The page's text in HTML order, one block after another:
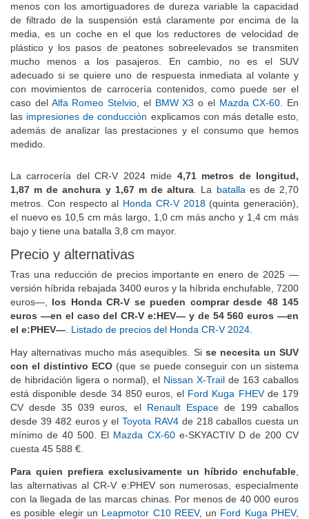
menos con los amortiguadores de dureza variable la capacidad
de filtrado de la suspensión está claramente por encima de la
media, es un coche en el que los reductores de velocidad de
plástico y los pasos de peatones sobreelevados se transmiten
mucho menos a los pasajeros. En cambio, no es el SUV
adecuado si se quiere uno de respuesta inmediata al volante y
con movimientos de carrocería contenidos, como puede ser el
caso del Alfa Romeo Stelvio , el BMW X3 o el Mazda CX-60 . En
las impresiones de conducción explicamos con más detalle esto,
además de analizar las prestaciones y el consumo que hemos
medido.
La carrocería del CR-V 2024 mide 4,71 metros de longitud,
1,87 m de anchura y 1,67 m de altura . La batalla es de 2,70
metros. Con respecto al Honda CR-V 2018(quinta generación),
el nuevo es 10,5 cm más largo, 1,0 cm más ancho y 1,4 cm más
bajo y tiene una batalla 3,8 cm mayor.
Precio y alternativas
Tras una reducción de precios importante en enero de 2025 —
versión híbrida rebajada 3400 euros y la híbrida enchufable, 7200
euros—, los Honda CR-V se pueden comprar desde 48 145
euros —en el caso del CR-V e:HEV— y de 54 560 euros —en
el e:PHEV— Listado de precios del Honda CR-V 2024
Hay alternativas mucho más asequibles. Si se necesita un SUV
con el distintivo ECO (que se puede conseguir con un sistema
de hibridación ligera o normal), el Nissan X-Trail de 163 caballos
está disponible desde 34 850 euros, el Ford Kuga FHEVde 179
CV desde 35 039 euros, el Renault Espacede 199 caballos
desde 39 482 euros y el Toyota RAV4de 218 caballos cuesta un
mínimo de 40 500. El Mazda CX-60e-SKYACTIV D de 200 CV
cuesta 45 588 €.
Para quien prefiera exclusivamente un híbrido enchufable
las alternativas al CR-V e:PHEV son numerosas, especialmente
con la llegada de las marcas chinas. Por menos de 40 000 euros
es posible elegir un Leapmotor C10 REEV, un Ford Kuga PHEV,